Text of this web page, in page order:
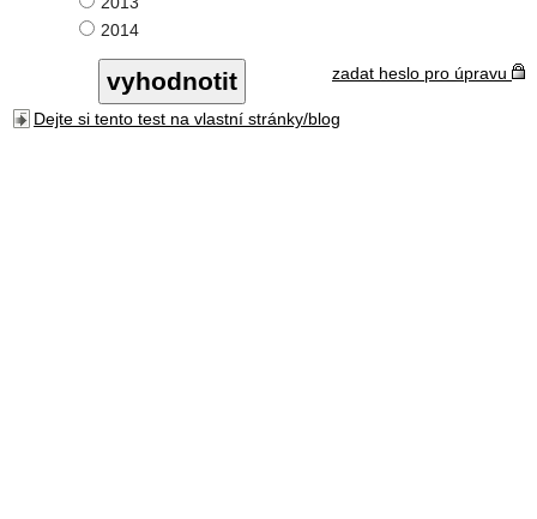
2014
zadat heslo pro úpravu
Dejte si tento test na vlastní stránky/blog